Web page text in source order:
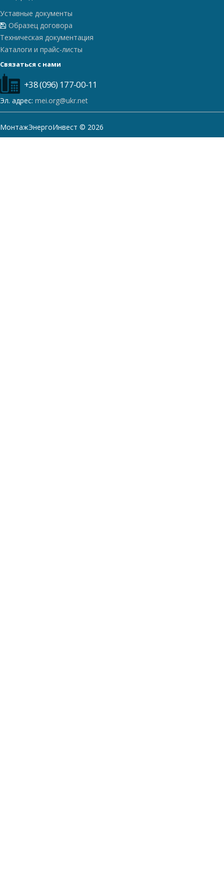
Уставные документы
Образец договора
Техническая документация
Каталоги и прайс-листы
Связаться с нами
+38 (096) 177-00-11
Эл. адрес: mei.org@ukr.net
МонтажЭнергоИнвест © 2026